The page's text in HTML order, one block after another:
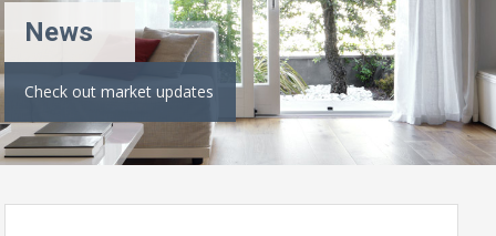
News
Check out market updates